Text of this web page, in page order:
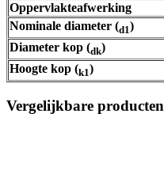
Oppervlakteafwerking
Nominale diameter (d1)
Diameter kop (dk)
Hoogte kop (k1)
Vergelijkbare producten